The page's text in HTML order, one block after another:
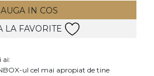
IN COS
LA FAVORITE
ai:
ul cel mai apropiat de tine